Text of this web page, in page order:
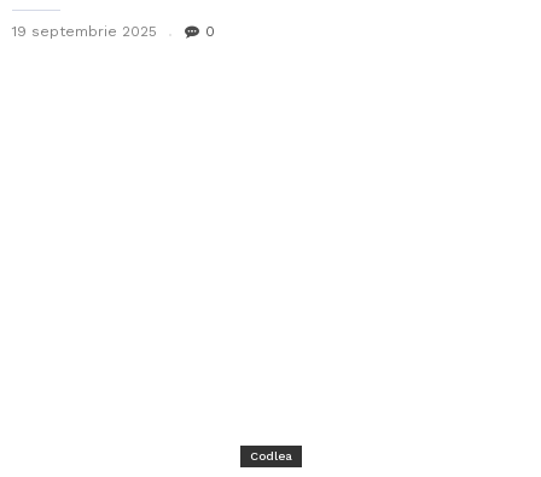
19 septembrie 2025 0
Codlea